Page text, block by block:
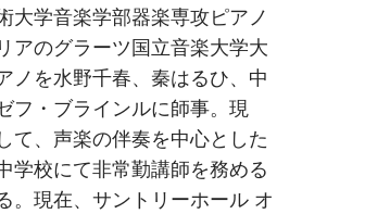
大学音楽学部器楽専攻ピアノ
アのグラーツ国立音楽大学大
ノを水野千春、秦はるひ、中
フ・ブラインルに師事。現
て、声楽の伴奏を中心とした
学校にて非常勤講師を務める
。現在、サントリーホール オ